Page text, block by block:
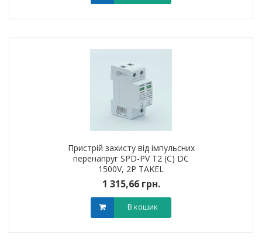
Пристрій захисту від імпульсних
перенапруг SPD-PV T2 (C) DC
1500V, 2Р TAKEL
1 315,66 грн.
В кошик